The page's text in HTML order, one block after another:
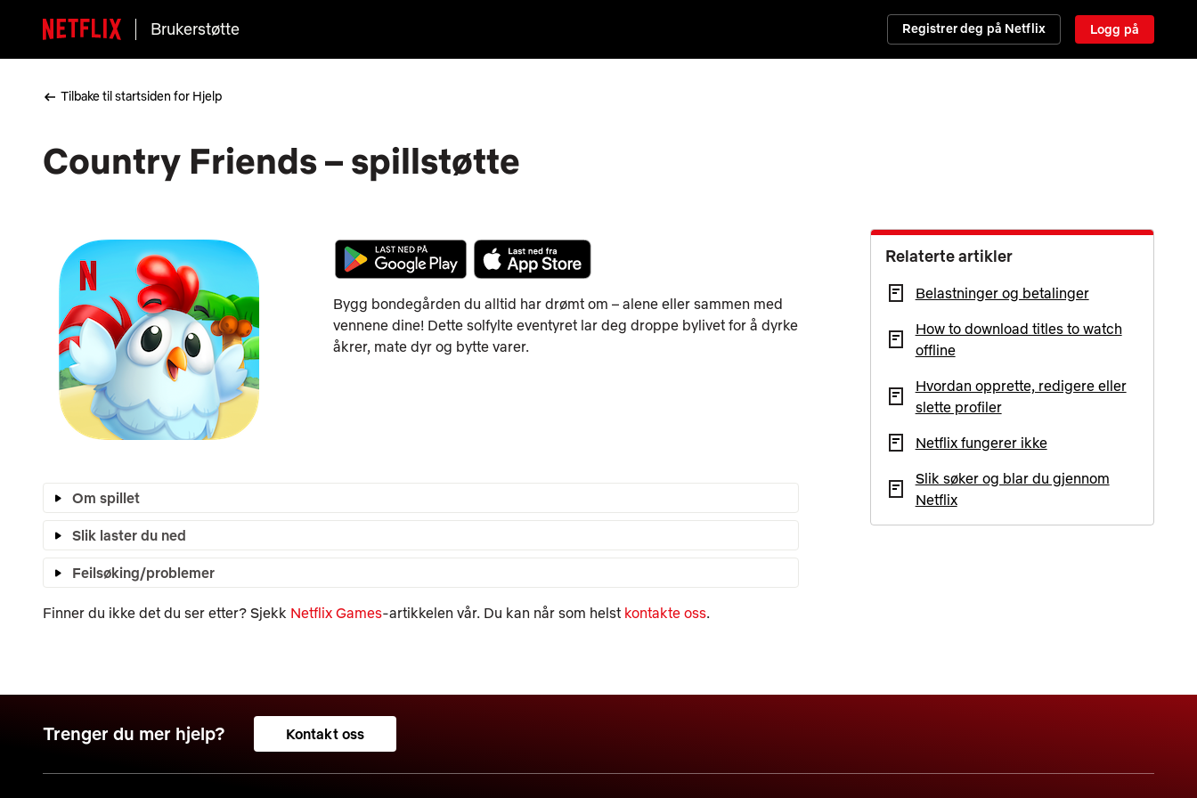
Brukerstøtte Registrer deg på Netflix Logg på
Tilbake til startsiden for Hjelp
Country Friends – spillstøtte
Bygg bondegården du alltid har drømt om – alene eller sammen med
vennene dine! Dette solfylte eventyret lar deg droppe bylivet for å dyrke
åkrer, mate dyr og bytte varer.
Om spillet
Slik laster du ned
Feilsøking/problemer
Finner du ikke det du ser etter? Sjekk Netflix Games-artikkelen vår. Du kan når som helst kontakte oss.
Relaterte artikler
Belastninger og betalinger
How to download titles to watch
offline
Hvordan opprette, redigere eller
slette profiler
Netflix fungerer ikke
Slik søker og blar du gjennom
Netflix
Trenger du mer hjelp? Kontakt oss